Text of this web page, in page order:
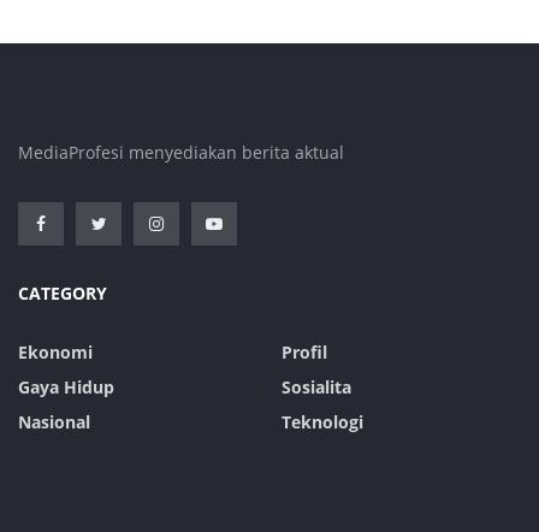
MediaProfesi menyediakan berita aktual
CATEGORY
Ekonomi
Gaya Hidup
Nasional
Profil
Sosialita
Teknologi